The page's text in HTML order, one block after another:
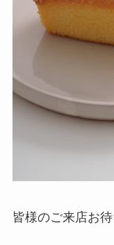
皆様のご来店お